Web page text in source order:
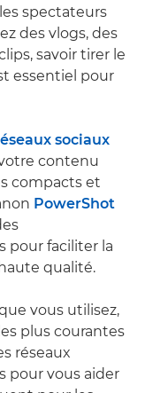
spectateurs
des vlogs, des
savoir tirer le
essentiel pour
sociaux
contenu
compacts et
PowerShot
pour faciliter la
qualité.
vous utilisez,
plus courantes
réseaux
pour vous aider